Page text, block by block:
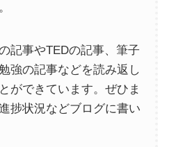
記事やTEDの記事、筆子
強の記事などを読み返し
ができています。ぜひま
捗状況などブログに書い